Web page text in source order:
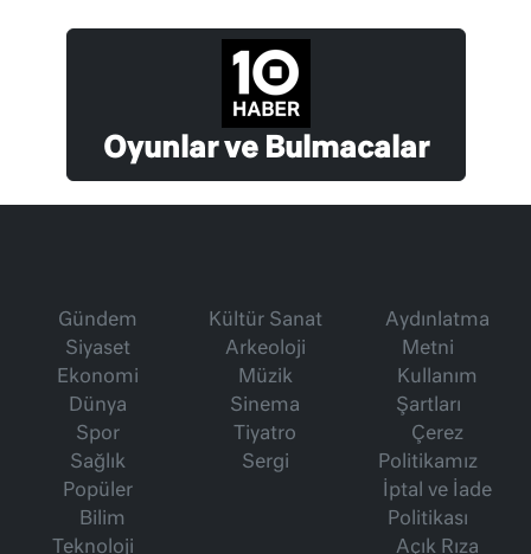
Oyunlar ve Bulmacalar
Gündem
Siyaset
Ekonomi
Dünya
Spor
Sağlık
Popüler
Bilim
Teknoloji
Kültür Sanat
Arkeoloji
Müzik
Sinema
Tiyatro
Sergi
Aydınlatma
Metni
Kullanım
Şartları
Çerez
Politikamız
İptal ve İade
Politikası
Açık Rıza